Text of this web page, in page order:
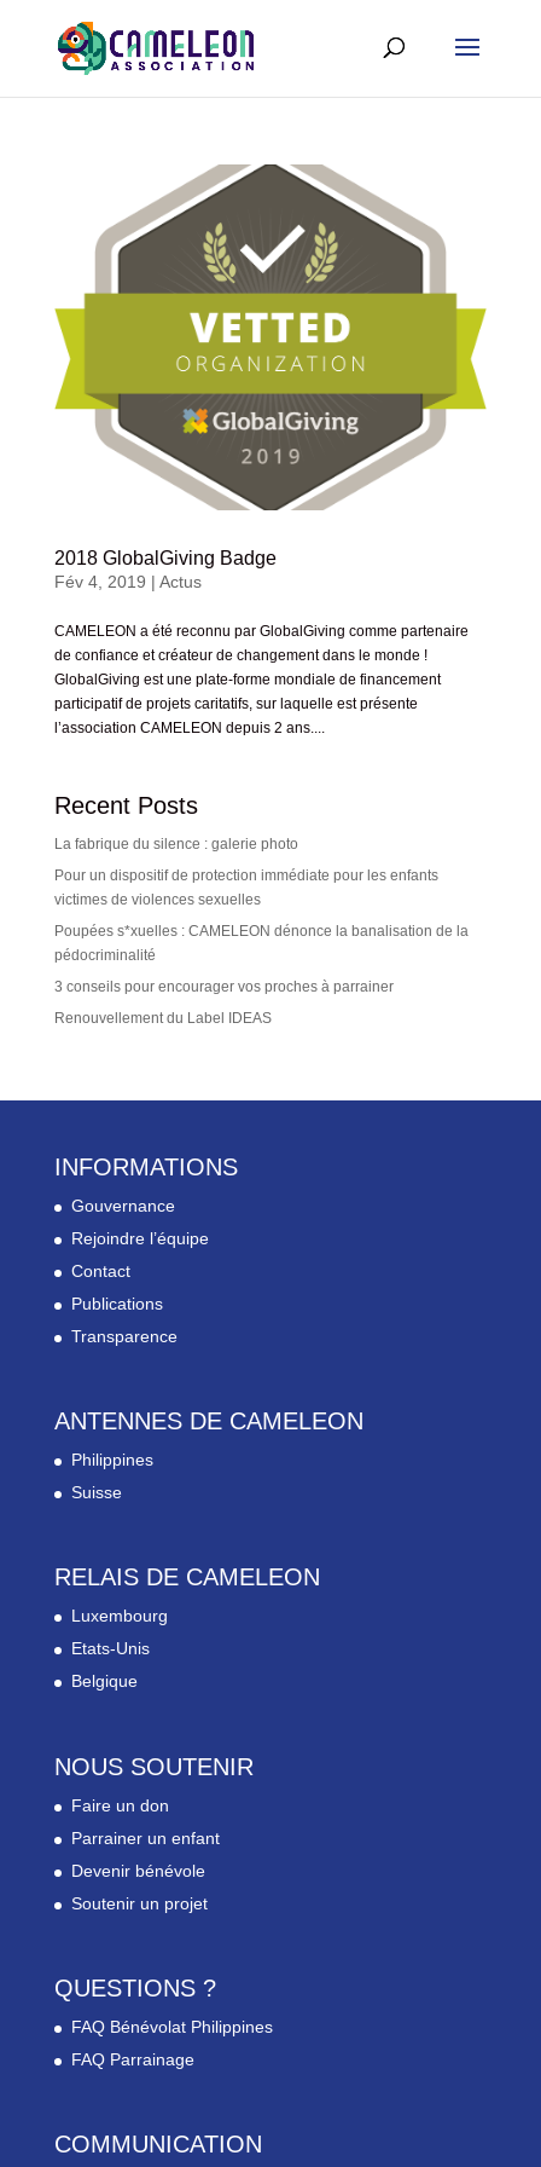
2018 GlobalGiving Badge
Fév 4, 2019 | Actus
CAMELEON a été reconnu par GlobalGiving comme partenaire
de confiance et créateur de changement dans le monde !
GlobalGiving est une plate-forme mondiale de financement
participatif de projets caritatifs, sur laquelle est présente
l’association CAMELEON depuis 2 ans....
Recent Posts
La fabrique du silence : galerie photo
Pour un dispositif de protection immédiate pour les enfants
victimes de violences sexuelles
Poupées s*xuelles : CAMELEON dénonce la banalisation de la
pédocriminalité
3 conseils pour encourager vos proches à parrainer
Renouvellement du Label IDEAS
INFORMATIONS
Gouvernance
Rejoindre l’équipe
Contact
Publications
Transparence
ANTENNES DE CAMELEON
Philippines
Suisse
RELAIS DE CAMELEON
Luxembourg
Etats-Unis
Belgique
NOUS SOUTENIR
Faire un don
Parrainer un enfant
Devenir bénévole
Soutenir un projet
QUESTIONS ?
FAQ Bénévolat Philippines
FAQ Parrainage
COMMUNICATION